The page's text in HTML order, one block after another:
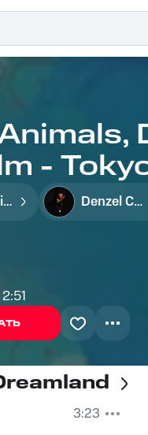
-
Glass Animals Denzel Curry
2:51
3:23